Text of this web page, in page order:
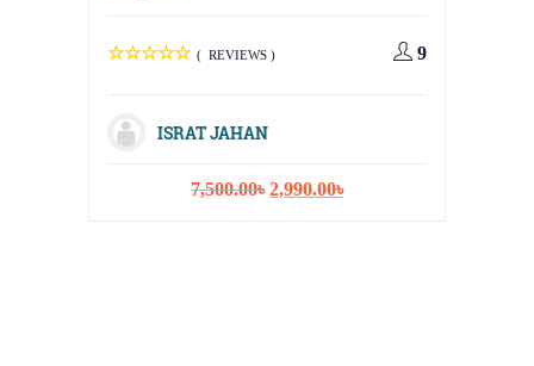
( REVIEWS ) 9
ISRAT JAHAN
7,500.00৳ Original
2,990.00৳Current